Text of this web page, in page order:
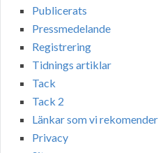
Publicerats
Pressmedelande
Registrering
Tidnings artiklar
Tack
Tack 2
Länkar som vi
Privacy